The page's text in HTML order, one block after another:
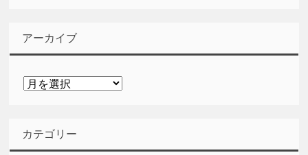
アーカイブ
ア
ブ
カテゴリー